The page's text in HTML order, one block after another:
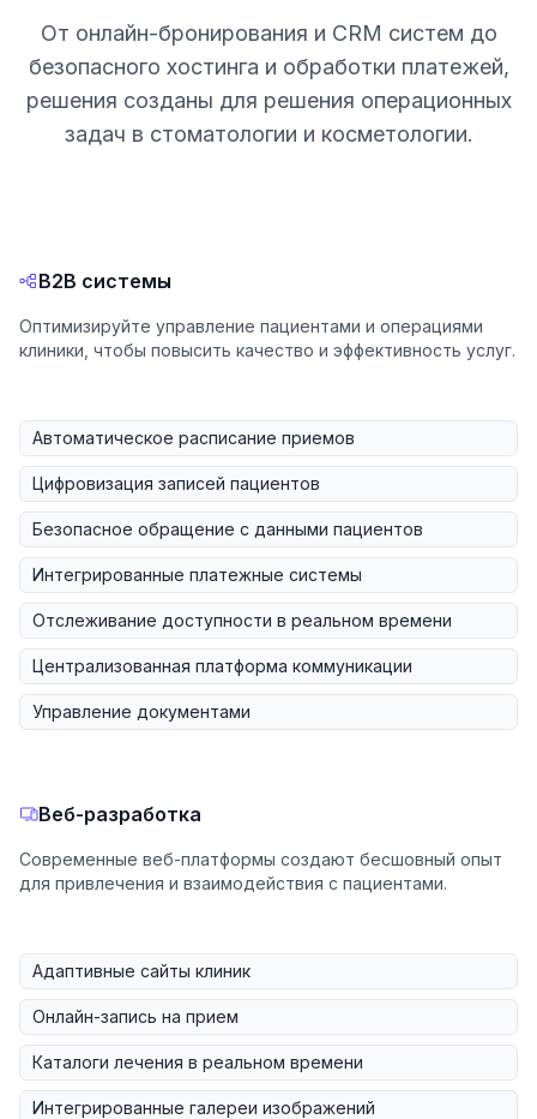
От онлайн-бронирования и CRM систем до
безопасного хостинга и обработки платежей,
решения созданы для решения операционных
задач в стоматологии и косметологии.
B2B системы
Оптимизируйте управление пациентами и операциями
клиники, чтобы повысить качество и эффективность услуг.
Автоматическое расписание приемов
Цифровизация записей пациентов
Безопасное обращение с данными пациентов
Интегрированные платежные системы
Отслеживание доступности в реальном времени
Централизованная платформа коммуникации
Управление документами
Веб-разработка
Современные веб-платформы создают бесшовный опыт
для привлечения и взаимодействия с пациентами.
Адаптивные сайты клиник
Онлайн-запись на прием
Каталоги лечения в реальном времени
Интегрированные галереи изображений